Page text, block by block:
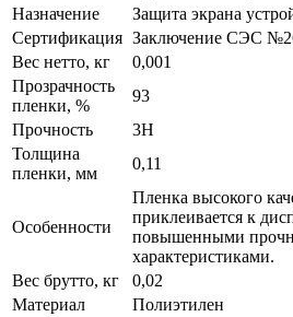
Назначение
Защита экрана
Сертификация Заключение СЭС
Вес нетто, кг
0,001
Прозрачность
пленки, %
93
Прочность
3H
Толщина
пленки, мм
0,11
Особенности
Пленка высокого
приклеивается к
повышенными
характеристиками.
Вес брутто, кг
0,02
Материал
Полиэтилен